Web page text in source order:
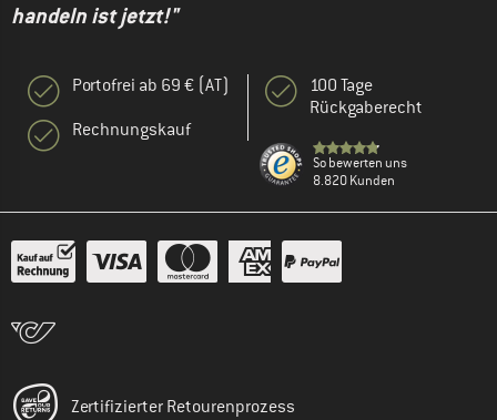
handeln ist jetzt!"
Portofrei ab 69 € (AT)
Rechnungskauf
100 Tage
Rückgaberecht
So bewerten uns
8.820 Kunden
Zertifizierter Retourenprozess